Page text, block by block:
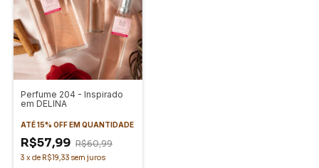
Perfume 204 - Inspirado
em DELINA
ATÉ 15% OFFEM QUANTIDADE
R$57,99 R$60,99
3 x de R$19,33 sem juros